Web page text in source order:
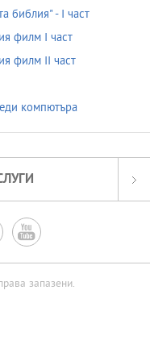
библия" - I част
филм І част
филм ІІ част
компютъра

запазени.